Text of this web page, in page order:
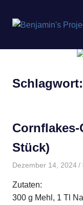
springen
Schlagwort:
Stück)
Dezember 14, 2024
Zutaten:
300 g Mehl, 1 Tl